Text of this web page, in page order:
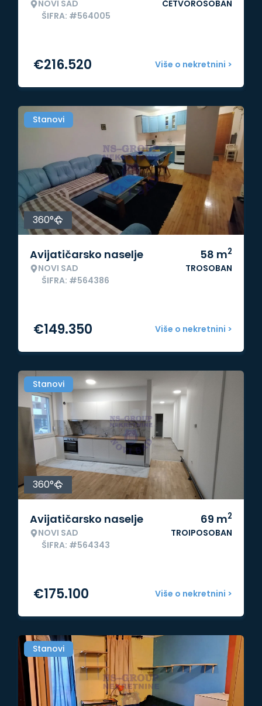
NOVI SAD
ŠIFRA: #564005
ČETVOROSOBAN
Više o nekretnini >
€216.520
Stanovi
360°
Avijatičarsko naselje
NOVI SAD
ŠIFRA: #564386
58 m2
TROSOBAN
Više o nekretnini >
€149.350
Stanovi
360°
Avijatičarsko naselje
NOVI SAD
ŠIFRA: #564343
69 m2
TROIPOSOBAN
Više o nekretnini >
€175.100
Stanovi